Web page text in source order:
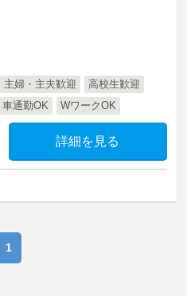
主婦・主夫歓迎
高校生歓迎
車通勤OK WワークOK
詳細を見る
1